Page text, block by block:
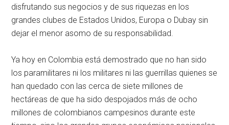
disfrutando sus negocios y de sus riquezas en los
grandes clubes de Estados Unidos, Europa o Dubay sin
dejar el menor asomo de su responsabilidad.
Ya hoy en Colombia está demostrado que no han sido
los paramilitares ni los militares ni las guerrillas quienes se
han quedado con las cerca de siete millones de
hectáreas de que ha sido despojados más de ocho
millones de colombianos campesinos durante este